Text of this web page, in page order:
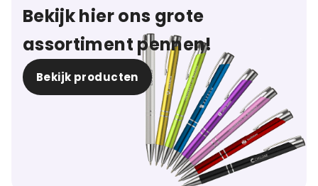
Bekijk hier ons grote
assortiment pennen!
Bekijk producten